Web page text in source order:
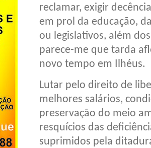
reclamar, exigir
em prol da educação,
ou legislativos, além
parece-me que tarda
novo tempo em Ilhéus.
Lutar pelo direito de
melhores salários,
preservação do meio
resquícios das
suprimidos pela